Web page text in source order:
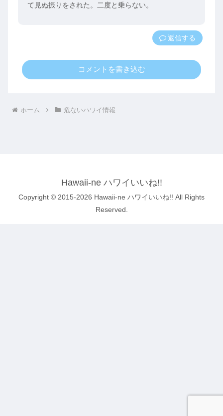
て見ぬ振りをされた。二度と乗らない。
返信
コメントを書き込む
ホーム 危ないハワイ情報
Hawaii-ne ハワイいいね!!
Copyright © 2015-2026 Hawaii-ne ハワイいいね!! All Rights
Reserved.